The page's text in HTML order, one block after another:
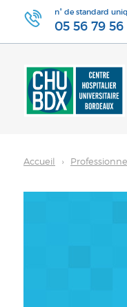
n° de standard
05 56 79 56
Accueil ›